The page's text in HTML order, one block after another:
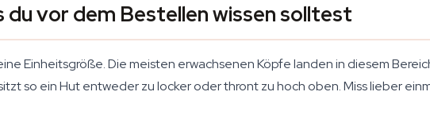
du vor dem Bestellen wissen solltest
Einheitsgröße. Die meisten erwachsenen Köpfe landen in diesem
so ein Hut entweder zu locker oder thront zu hoch oben. Miss lieber